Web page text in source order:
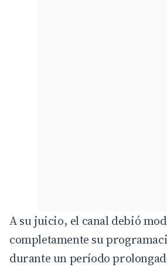
A su juicio, el canal debió
completamente su
durante un período